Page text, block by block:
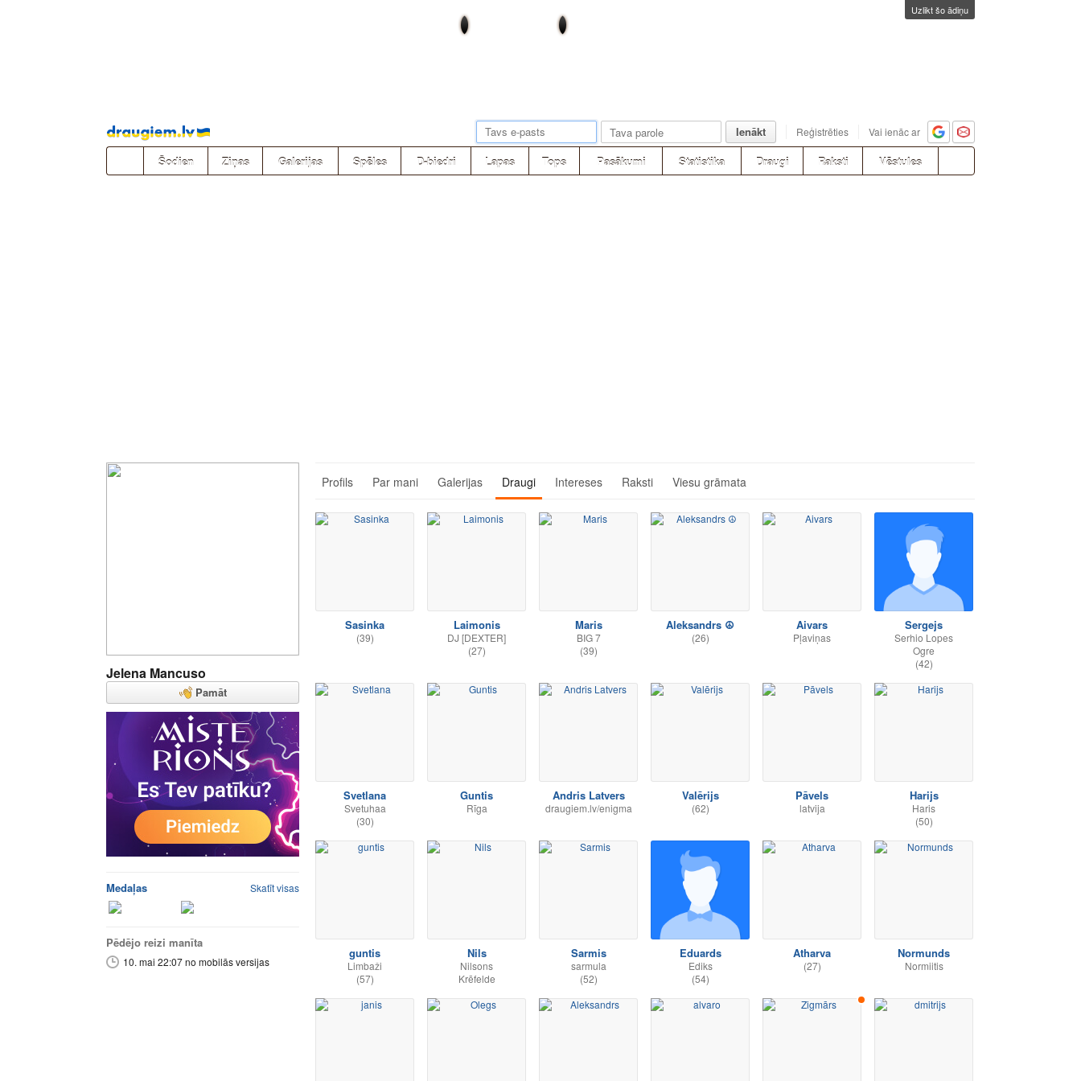
Uzlikt šo ādiņu
Pāriet
uz
saturu
Ienākt Reģistrēties Vai ienāc ar
Šodien Ziņas Galerijas Spēles D-biedri Lapas Tops Pasākumi Statistika Draugi Raksti Vēstules
Jelena Mancuso
Pamāt
Medaļas Skatīt visas
Pēdējo reizi manīta
10. mai 22:07 no mobilās versijas
Profils Par mani Galerijas Draugi Intereses Raksti Viesu grāmata
Sasinka
(39)
Laimonis
DJ [DEXTER]
(27)
Maris
BIG 7
(39)
Aleksandrs ☮
(26)
Aivars
Pļaviņas
Sergejs
Serhio Lopes
Ogre
(42)
Svetlana
Svetuhaa
(30)
Guntis
Rīga
Andris Latvers
draugiem.lv/enigma
Valērijs
(62)
Pāvels
latvija
Harijs
Haris
(50)
guntis
Limbaži
(57)
Nils
Nilsons
Krēfelde
Sarmis
sarmula
(52)
Eduards
Ediks
(54)
Atharva
(27)
Normunds
Normiitis